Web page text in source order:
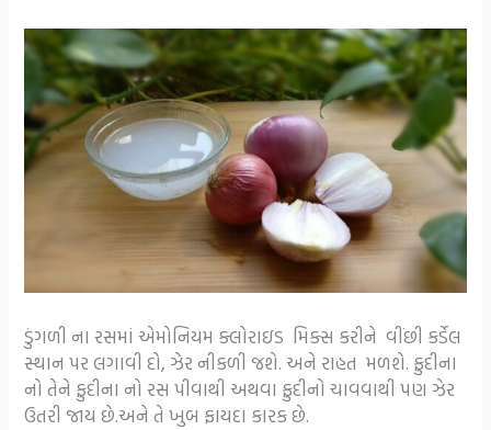
ડુંગળી ના રસમાં એમોનિયમ ક્લોરાઇડ મિક્સ કરીને વીંછી કર્ડેલ
સ્થાન પર લગાવી દો, ઝેર નીકળી જશે. અને રાહત મળશે. ફુદીના
નો તેને ફુદીના નો રસ પીવાથી અથવા ફુદીનો ચાવવાથી પણ ઝેર
ઉતરી જાય છે.અને તે ખુબ ફાયદા કારક છે.